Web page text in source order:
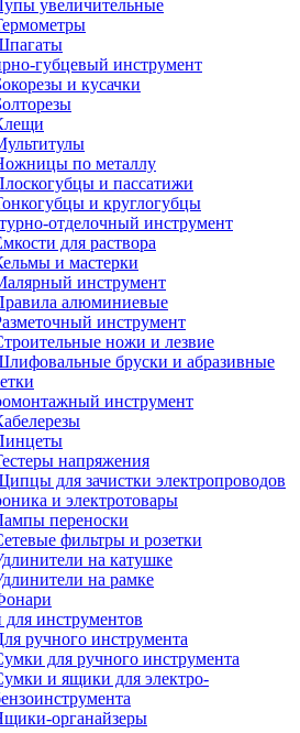
увеличительные
губцевый инструмент
и кусачки
по металлу
и пассатижи
и круглогубцы
отделочный инструмент
для раствора
и мастерки
инструмент
алюминиевые
инструмент
ножи и лезвие
бруски и абразивные
инструмент
напряжения
для зачистки электропроводов
и электротовары
переноски
фильтры и розетки
на катушке
на рамке
инструментов
ручного инструмента
для ручного инструмента
и ящики для электро-
органайзеры